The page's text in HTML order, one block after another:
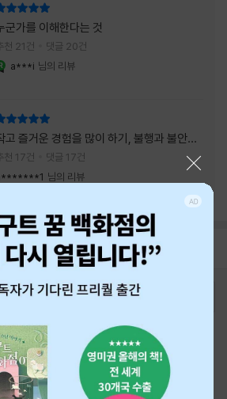
군가를 이해한다는 것
천 21건 댓글 20건
a***i 님의 리뷰
고 즐거운 경험을 많이 하기, 불행과 불안을
피하지 말기, 그리고 좋은 사람을 많이 만나
.
천 17건
댓글 17건
님의 리뷰
최근 본 상품 주문/배송
티켓 1544-6399
중고샵 1566-4295
1:1문의/채팅상담
이십사(주) 사업자 정보
개인정보처리방침 청소년보호정책